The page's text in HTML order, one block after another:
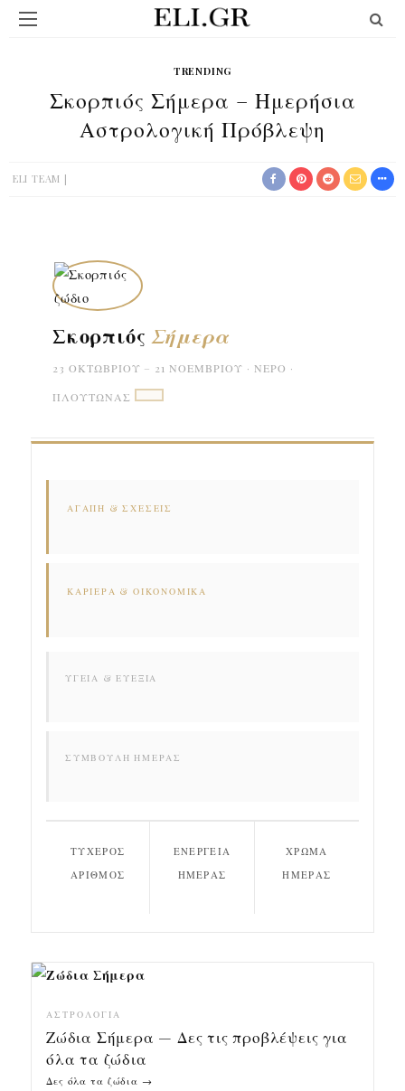
TRENDING
Σκορπιός Σήμερα – Ημερήσια
Αστρολογική Πρόβλεψη
ELI TEAM
ΣκορπιόςΣήμερα
23 ΟΚΤΩΒΡΊΟΥ – 21 ΝΟΕΜΒΡΊΟΥ · ΝΕΡΌ ·
ΠΛΟΎΤΩΝΑΣ
ΑΓΆΠΗ & ΣΧΈΣΕΙΣ
ΚΑΡΙΈΡΑ & ΟΙΚΟΝΟΜΙΚΆ
ΥΓΕΊΑ & ΕΥΕΞΊΑ
ΣΥΜΒΟΥΛΉ ΗΜΈΡΑΣ
ΤΥΧΕΡΌΣ
ΑΡΙΘΜΌΣ
ΕΝΈΡΓΕΙΑ
ΗΜΈΡΑΣ
ΧΡΏΜΑ
ΗΜΈΡΑΣ
ΑΣΤΡΟΛΟΓΊΑ
Ζώδια Σήμερα — Δες τις προβλέψεις για
όλα τα ζώδια
Δες όλα τα ζώδια →